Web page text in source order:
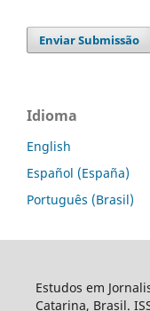
Enviar Submissão
Idioma
English
Español (España)
Português (Brasil)
Estudos em
Catarina, Brasil.